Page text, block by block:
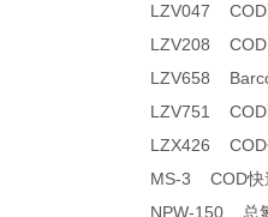
LZV047 COD
LZV208
LZV658
LZV751 COD
LZX426 COD
MS-3 COD快
NPW-150 总